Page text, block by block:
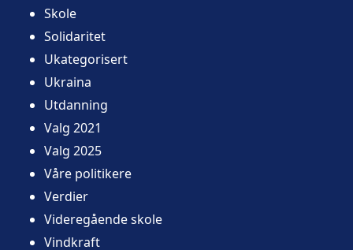
Skole
Solidaritet
Ukategorisert
Ukraina
Utdanning
Valg 2021
Valg 2025
Våre politikere
Verdier
Videregående skole
Vindkraft